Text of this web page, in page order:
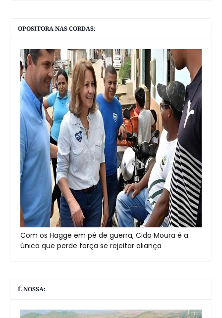
OPOSITORA NAS CORDAS:
Com os Hagge em pé de guerra, Cida Moura é a
única que perde força se rejeitar aliança
É NOSSA: